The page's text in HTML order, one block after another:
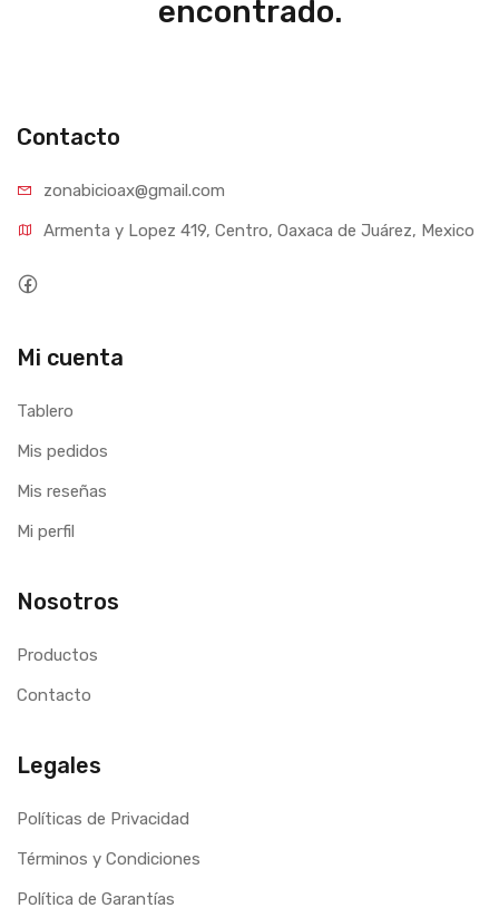
encontrado.
Contacto
zonabicioax@gmail.com
Armenta y Lopez 419, Centro, Oaxaca de Juárez, Mexico
Mi cuenta
Tablero
Mis pedidos
Mis reseñas
Mi perfil
Nosotros
Productos
Contacto
Legales
Políticas de Privacidad
Términos y Condiciones
Política de Garantías